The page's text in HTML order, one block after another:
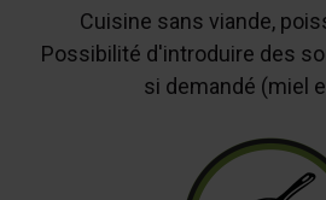
Cuisine sans viande,
Possibilité d'introduire des
si demandé (miel